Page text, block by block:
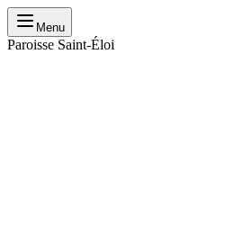
Menu
Paroisse Saint-Éloi